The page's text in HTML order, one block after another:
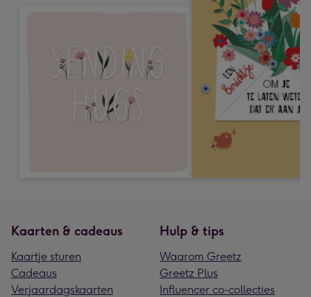
Kaarten & cadeaus
Kaartje sturen
Cadeaus
Verjaardagskaarten
Hulp & tips
Waarom Greetz
Greetz Plus
Influencer co-collecties